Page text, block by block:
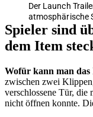
Der Launch
atmosphärische
Spieler sind
dem Item
Wofür kann man das
zwischen zwei
verschlossene Tür, die
nicht öffnen konnte.